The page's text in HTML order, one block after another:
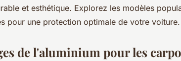
et esthétique. Explorez les modèles
pour une protection optimale de votre voiture.
de l'aluminium pour les